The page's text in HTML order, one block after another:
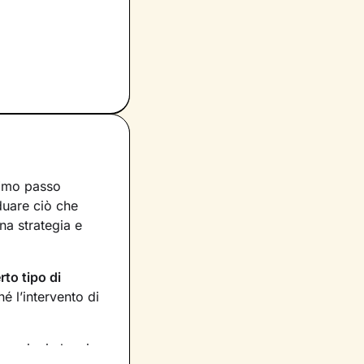
passo
ciò che
strategia e
tipo di
l’intervento di
che ci